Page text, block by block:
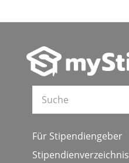
Suche
Für Stipendiengeber
Stipendienverzeichnis